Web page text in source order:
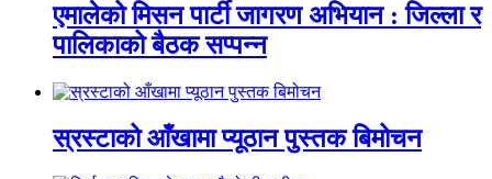
एमालेको मिसन पार्टी जागरण अभियान : जिल्ला र
पालिकाको बैठक सप्पन्न
स्रस्टाको आँखामा प्यूठान पुस्तक बिमोचन